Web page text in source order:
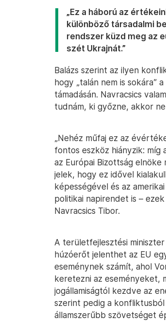
„Ez a háború az
különböző társadalmi
rendszer küzd meg az
szét Ukrajnát.”
Balázs szerint az ilyen
hogy „talán nem is sokára”
támadásán. Navracsics
tudnám, ki győzne, akkor
„Nehéz műfaj ez az
fontos eszköz hiányzik: míg
az Európai Bizottság
jelek, hogy ez idővel
képességével és az
politikai napirendet is –
Navracsics Tibor.
A területfejlesztési
húzóerőt jelenthet az EU
eseménynek számít, ahol
keretezni az eseményeket,
jogállamiságtól kezdve az
szerint pedig a
államszerűbb szövetséget